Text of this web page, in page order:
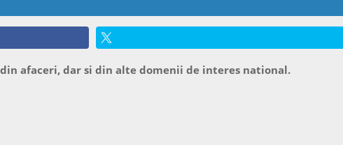
afaceri, dar si din alte domenii de interes national.